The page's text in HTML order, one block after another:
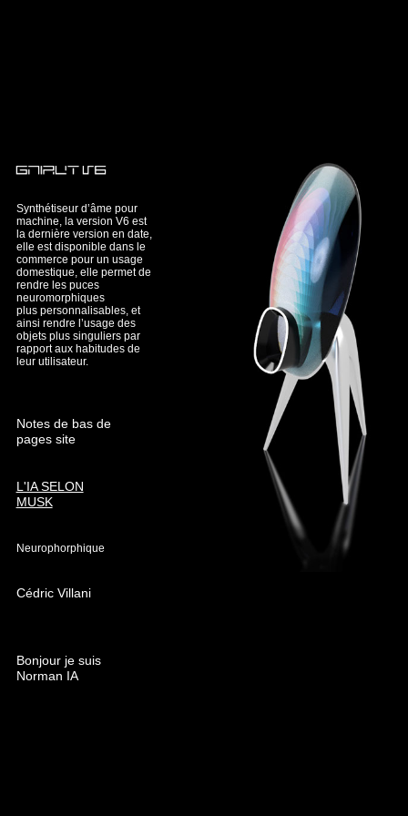
Synthétiseur d’âme pour
machine, la version V6 est
la dernière version en date,
elle est disponible dans le
commerce pour un usage
domestique, elle permet de
rendre les puces
neuromorphiques
plus personnalisables, et
ainsi rendre l’usage des
objets plus singuliers par
rapport aux habitudes de
leur utilisateur.
Notes de bas de
pages site
L'IA SELON
MUSK
Neurophorphique
Cédric Villani
Bonjour je suis
Norman IA